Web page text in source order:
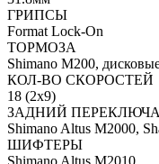
ГРИПСЫ
Format Lock-On
ТОРМОЗА
Shimano M200,
КОЛ-ВО СКОРОСТЕЙ
18 (2x9)
ЗАДНИЙ
Shimano Altus M2000,
ШИФТЕРЫ